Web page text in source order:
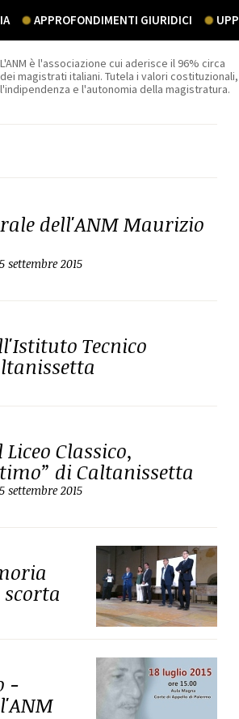
APPROFONDIMENTI GIURIDICI UPP
L'ANM è l'associazione cui aderisce il 96% circa
dei magistrati italiani. Tutela i valori costituzionali,
l'indipendenza e l'autonomia della magistratura.
dell'ANM Maurizio
2015
Tecnico
Classico,
di Caltanissetta
2015
scorta
-